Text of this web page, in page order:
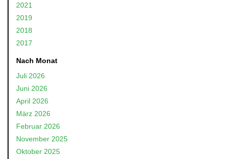
2021
2019
2018
2017
Nach Monat
Juli 2026
Juni 2026
April 2026
März 2026
Februar 2026
November 2025
Oktober 2025